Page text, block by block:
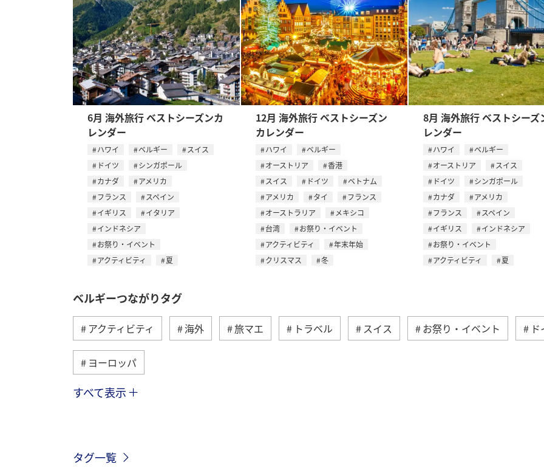
6月 海外旅行 ベストシーズンカ
レンダー
ハワイ ベルギー
スイス
ドイツ
シンガポール
カナダ
アメリカ
フランス
スペイン
イギリス
イタリア
インドネシア
お祭り・イベント
アクティビティ
夏
12月 海外旅行 ベストシーズン
カレンダー
ハワイ
ベルギー
オーストリア
香港
スイス
ドイツ
ベトナム
アメリカ
タイ
フランス
オーストラリア
メキシコ
台湾
お祭り・イベント
アクティビティ
年末年始
クリスマス
冬
8月 海外旅行 ベストシーズ
レンダー
ハワイ
ベルギー
オーストリア
スイス
ドイツ
シンガポール
カナダ
アメリカ
フランス
スペイン
イギリス
インドネシア
お祭り・イベント
アクティビティ
夏
ベルギーつながりタグ
アクティビティ 海外 旅マエ トラベル スイス お祭り・イベント
ヨーロッパ
オーストリア
イタリア
すべて表示
タグ一覧